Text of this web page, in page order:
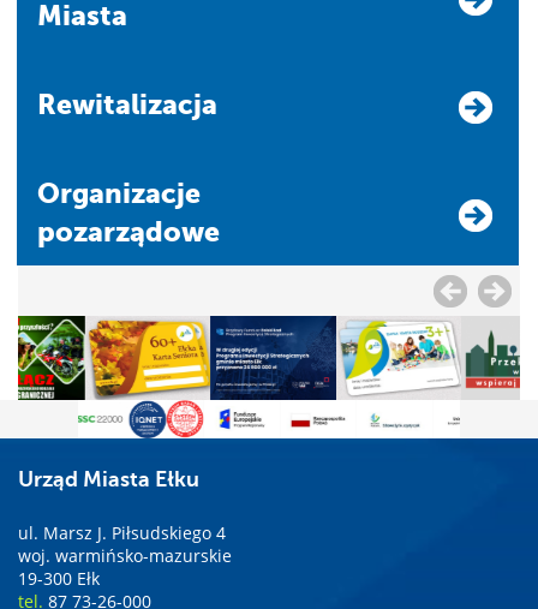
Miasta
Rewitalizacja
Organizacje
pozarządowe
Urząd Miasta Ełku
ul. Marsz J. Piłsudskiego 4
woj. warmińsko-mazurskie
19-300 Ełk
tel. 87 73-26-000